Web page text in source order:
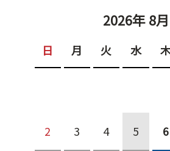
2026年 8月
日 月 火 水
2 3 4 5 6